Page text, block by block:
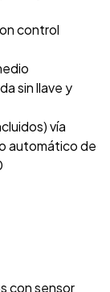
control
sin llave y
vía
automático de
con sensor